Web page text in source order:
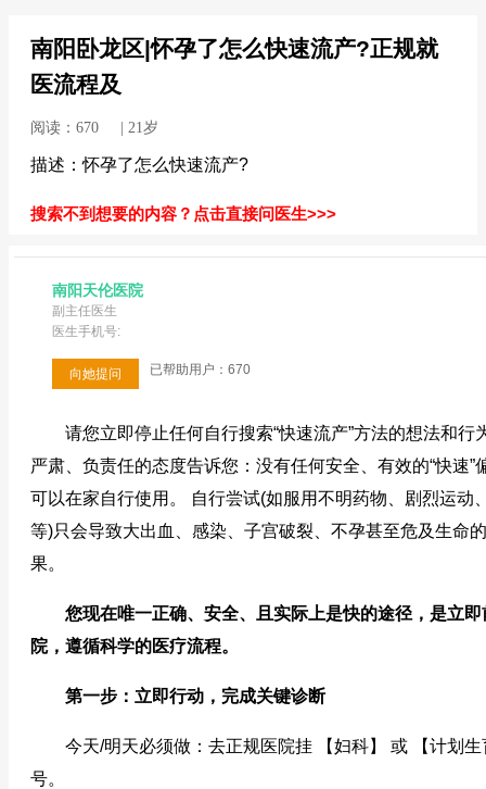
南阳卧龙区|怀孕了怎么快速流产?正规就
医流程及
阅读：670 | 21岁
描述：怀孕了怎么快速流产?
搜索不到想要的内容？点击直接问医生>>>
南阳天伦医院
副主任医生
医生手机号:
向她提问 已帮助用户：670
请您立即停止任何自行搜索“快速流产”方法的想法和行
严肃、负责任的态度告诉您：没有任何安全、有效的“快速”
可以在家自行使用。 自行尝试(如服用不明药物、剧烈运动
等)只会导致大出血、感染、子宫破裂、不孕甚至危及生命
果。
您现在唯一正确、安全、且实际上是快的途径，是立
院，遵循科学的医疗流程。
第一步：立即行动，完成关键诊断
今天/明天必须做：去正规医院挂 【妇科】 或 【计划生
号。